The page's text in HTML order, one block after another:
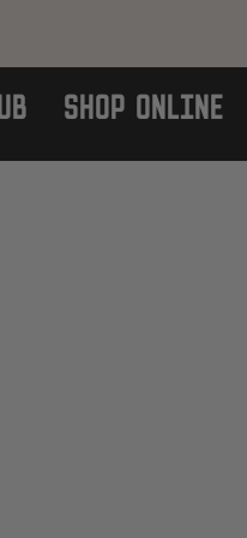
SHOP ONLINE